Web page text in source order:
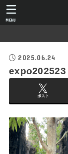
MENU
2025.06.24
expo202523
ポスト